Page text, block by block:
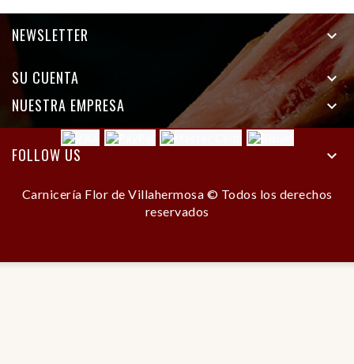
NEWSLETTER 
SU CUENTA 
NUESTRA EMPRESA 
FOLLOW US 
Carnicería Flor de Villahermosa © Todos los derechos
reservados